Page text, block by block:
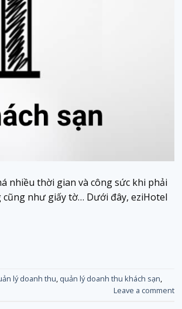
nhiều thời gian và công sức khi phải
như giấy tờ… Dưới đây, eziHotel
lý doanh thu, quản lý doanh thu khách sạn,
Leave a comment